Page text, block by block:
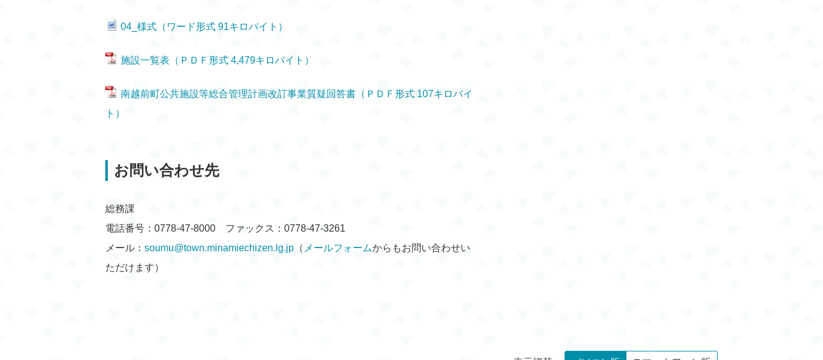
04_様式（ワード形式 91キロバイト）
施設一覧表（ＰＤＦ形式 4,479キロバイト）
南越前町公共施設等総合管理計画改訂事業質疑回答書（ＰＤＦ形式 107キロバイ
ト）
お問い合わせ先
総務課
電話番号：0778-47-8000 ファックス：0778-47-3261
メール： soumu@town.minamiechizen.lg.jp （ メールフォームからもお問い合わせい
ただけます）